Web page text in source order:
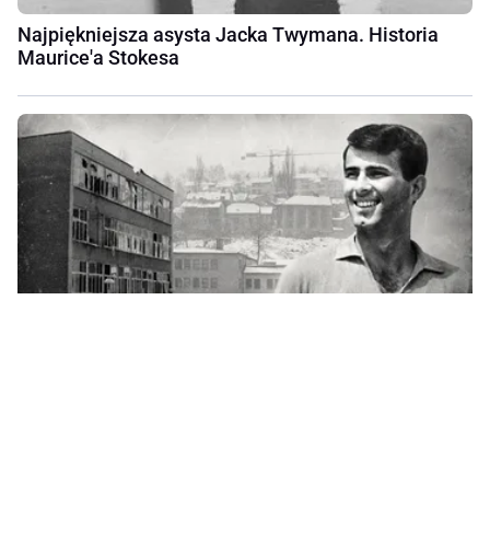
Najpiękniejsza asysta Jacka Twymana. Historia
Maurice'a Stokesa